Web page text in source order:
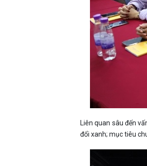
Liên quan sâu đến
đổi xanh; mục tiêu